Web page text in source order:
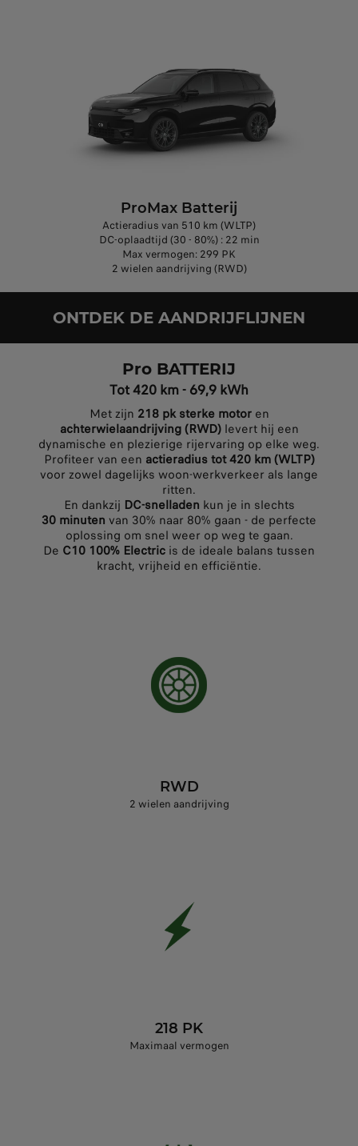
ProMax Batterij
Actieradius van 510 km (WLTP)
DC-oplaadtijd (30 - 80%) : 22 min
Max vermogen: 299 PK
2 wielen aandrijving (RWD)
ONTDEK DE AANDRIJFLIJNEN
Pro BATTERIJ
Tot 420 km - 69,9 kWh
Met zijn 218 pk sterke motoren
achterwielaandrijving (RWD)levert hij een
dynamische en plezierige rijervaring op elke weg.
Profiteer van een actieradius tot 420 km (WLTP)
voor zowel dagelijks woon-werkverkeer als lange
ritten.
En dankzij DC-snelladen kun je in slechts
30 minuten van 30% naar 80% gaan - de perfecte
oplossing om snel weer op weg te gaan.
De C10 100% Electric is de ideale balans tussen
kracht, vrijheid en efficiëntie.
RWD
2 wielen aandrijving
218 PK
Maximaal vermogen